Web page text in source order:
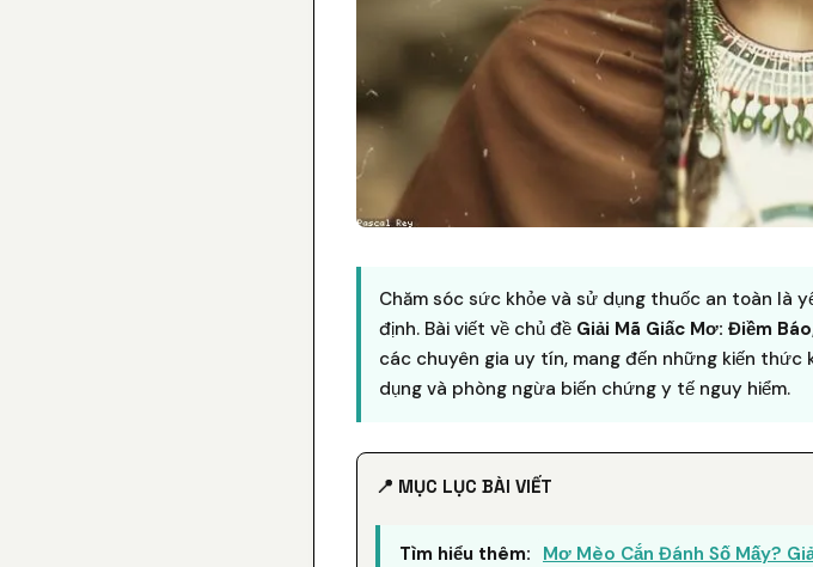
Chăm sóc sức khỏe và sử dụng thuốc an toàn là
định. Bài viết về chủ đề Giải Mã Giấc Mơ: Điềm
các chuyên gia uy tín, mang đến những kiến
dụng và phòng ngừa biến chứng y tế nguy hiểm.
📍 MỤC LỤC BÀI VIẾT
Tìm hiểu thêm: Mơ Mèo Cắn Đánh Số Mấy?